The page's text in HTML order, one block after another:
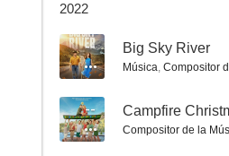
2022
-- Big Sky River
Música, Compositor
-- Campfire
Compositor de la